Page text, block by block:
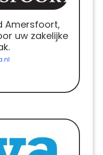
Amersfoort,
uw zakelijke